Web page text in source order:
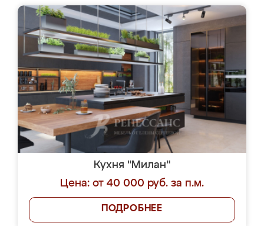
Кухня "Милан"
Цена: от 40 000 руб. за п.м.
ПОДРОБНЕЕ